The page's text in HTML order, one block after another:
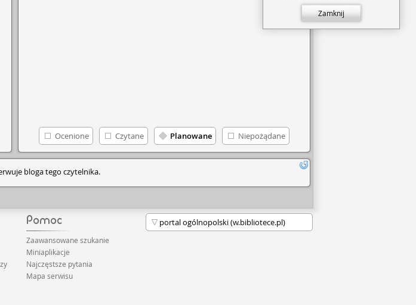
Ocenione Czytane Planowane Niepożądane
bloga tego czytelnika.
Zaawansowane szukanie
Miniaplikacje
Najczęstsze pytania
Mapa serwisu
Zamknij